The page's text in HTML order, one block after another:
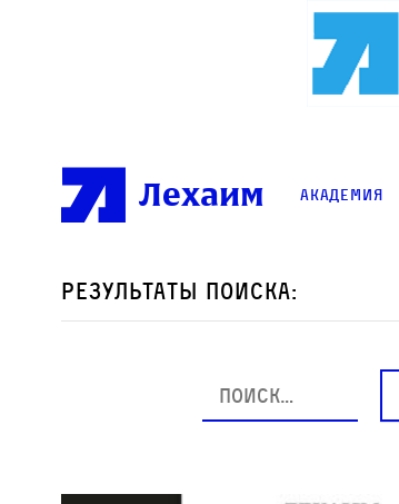
Лехаим Академия
Результаты поиска: